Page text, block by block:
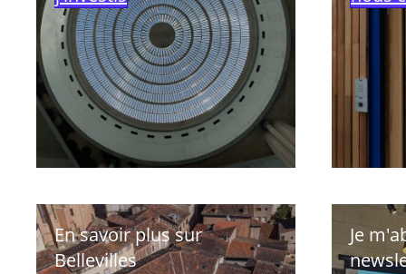
En savoir plus sur
Bellevilles
Je